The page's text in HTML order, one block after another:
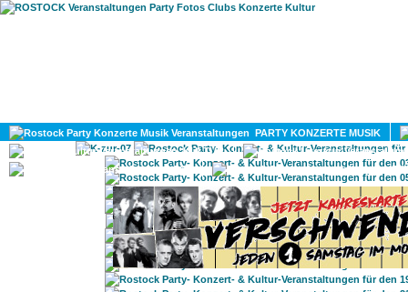
PARTY KONZERTE MUSIK
KULTUR
GAY